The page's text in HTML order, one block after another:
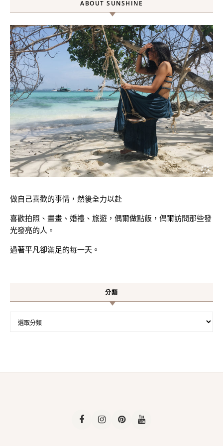
ABOUT SUNSHINE
做自己喜歡的事情，然後全力以赴
喜歡拍照、畫畫、婚禮、旅遊，偶爾做點飯，偶爾訪問那些發
光發亮的人。
過著平凡卻滿足的每一天。
分類